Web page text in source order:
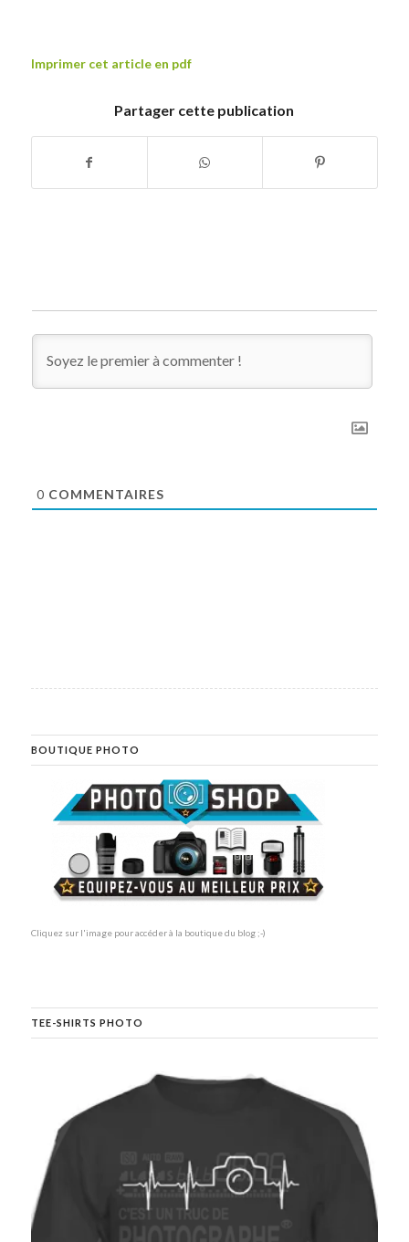
Imprimer cet article en pdf
Partager cette publication
0 COMMENTAIRES
BOUTIQUE PHOTO
Cliquez sur l'image pour accéder à la boutique du blog ;-)
TEE-SHIRTS PHOTO